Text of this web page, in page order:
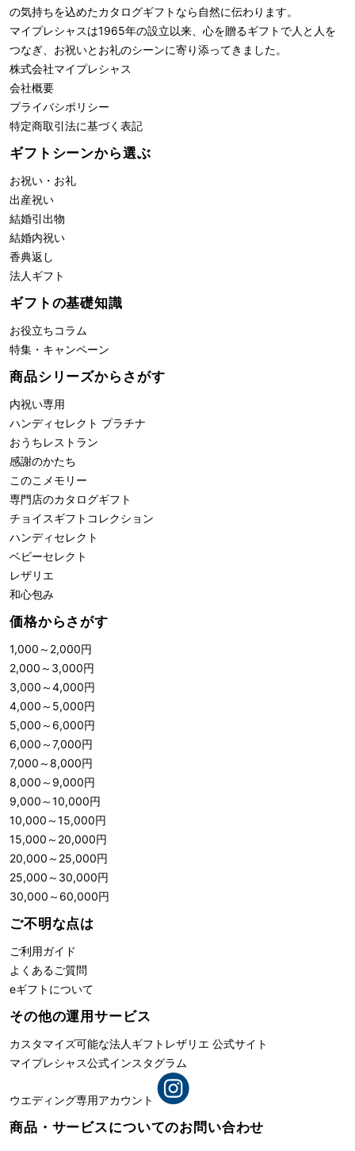
の気持ちを込めたカタログギフトなら自然に伝わります。
マイプレシャスは1965年の設立以来、心を贈るギフトで人と人を
つなぎ、お祝いとお礼のシーンに寄り添ってきました。
株式会社マイプレシャス
会社概要
プライバシポリシー
特定商取引法に基づく表記
ギフトシーンから選ぶ
お祝い・お礼
出産祝い
結婚引出物
結婚内祝い
香典返し
法人ギフト
ギフトの基礎知識
お役立ちコラム
特集・キャンペーン
商品シリーズからさがす
内祝い専用
ハンディセレクト プラチナ
おうちレストラン
感謝のかたち
このこメモリー
専門店のカタログギフト
チョイスギフトコレクション
ハンディセレクト
ベビーセレクト
レザリエ
和心包み
価格からさがす
1,000 ～ 2,000円
2,000 ～ 3,000円
3,000 ～4,000円
4,000 ～ 5,000円
5,000 ～ 6,000円
6,000 ～7,000円
7,000 ～8,000円
8,000 ～ 9,000円
9,000 ～10,000円
10,000 ～15,000円
15,000 ～ 20,000円
20,000 ～ 25,000円
25,000 ～ 30,000円
30,000 ～ 60,000円
ご不明な点は
ご利用ガイド
よくあるご質問
eギフトについて
その他の運用サービス
カスタマイズ可能な法人ギフト レザリエ 公式サイト
マイプレシャス公式インスタグラム
ウエディング専用アカウント
商品・サービスについてのお問い合わせ